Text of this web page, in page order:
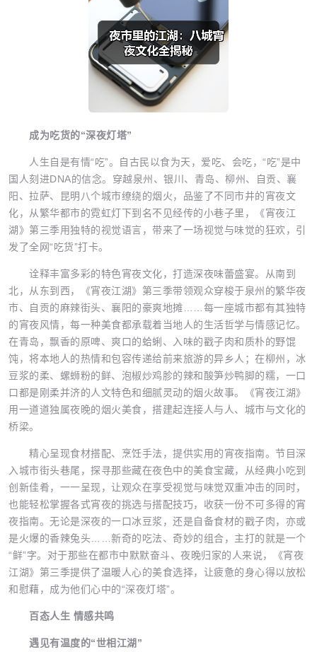
成为吃货的“深夜灯塔”
人生自是有情“吃”。自古民以食为天，爱吃、会吃，“吃”是中
国人刻进DNA的信念。穿越泉州、银川、青岛、柳州、自贡、襄
阳、拉萨、昆明八个城市缭绕的烟火，品鉴了不同市井的宵夜文
化，从繁华都市的霓虹灯下到名不见经传的小巷子里，《宵夜江
湖》第三季用独特的视觉语言，带来了一场视觉与味觉的狂欢，引
发了全网“吃货”打卡。
诠释丰富多彩的特色宵夜文化，打造深夜味蕾盛宴。从南到
北，从东到西，《宵夜江湖》第三季带领观众穿梭于泉州的繁华夜
市、自贡的麻辣街头、襄阳的豪爽地摊……每一座城市都有其独特
的宵夜风情，每一种美食都承载着当地人的生活哲学与情感记忆。
在青岛，飘香的原啤、爽口的蛤蜊、入味的戳子肉和质朴的野馄
饨，将本地人的热情和包容传递给前来旅游的异乡人；在柳州，冰
豆浆的柔、螺蛳粉的鲜、泡椒炒鸡胗的辣和酸笋炒鸭脚的糯，一口
口都是刚柔并济的人文特色和细腻灵动的烟火故事。《宵夜江湖》
用一道道独属夜晚的烟火美食，搭建起连接人与人、城市与文化的
桥梁。
精心呈现食材搭配、烹饪手法，提供实用的宵夜指南。节目深
入城市街头巷尾，探寻那些藏在夜色中的美食宝藏，从经典小吃到
创新佳肴，一一呈现，让观众在享受视觉与味觉双重冲击的同时，
也能轻松掌握各式宵夜的挑选与搭配技巧，收获一份不可多得的宵
夜指南。无论是深夜的一口冰豆浆，还是自备食材的戳子肉，亦或
是火爆的香辣兔头……新奇的吃法、奇妙的组合，主打的就是一个
“鲜”字。对于那些在都市中默默奋斗、夜晚归家的人来说，《宵夜
江湖》第三季提供了温暖人心的美食选择，让疲惫的身心得以放松
和慰藉，成为他们心中的“深夜灯塔”。
百态人生 情感共鸣
遇见有温度的“世相江湖”